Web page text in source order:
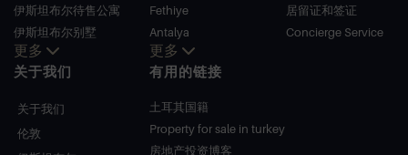
伊斯坦布尔待售公寓
伊斯坦布尔别墅
博德鲁姆别墅
安塔利亚待售公寓
更多
Fethiye
Antalya
Kalkan
Alanya
更多
居留证和签证
Concierge Service
关于我们
关于我们
伦敦
有用的链接
土耳其国籍
Property for sale in turkey
房地产投资博客